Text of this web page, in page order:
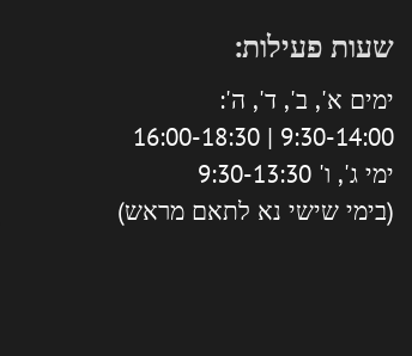
שעות פעילות:
ימים א', ב', ד', ה':
9:30-14:00 | 16:00-18:30
ימי ג', ו' 9:30-13:30
(בימי שישי נא לתאם מראש)